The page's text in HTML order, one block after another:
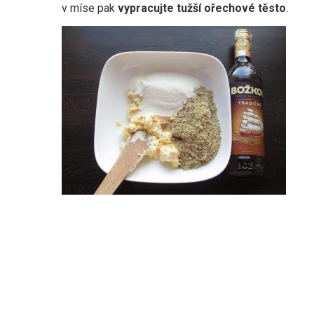
v míse pak vypracujte tužší ořechové těsto.